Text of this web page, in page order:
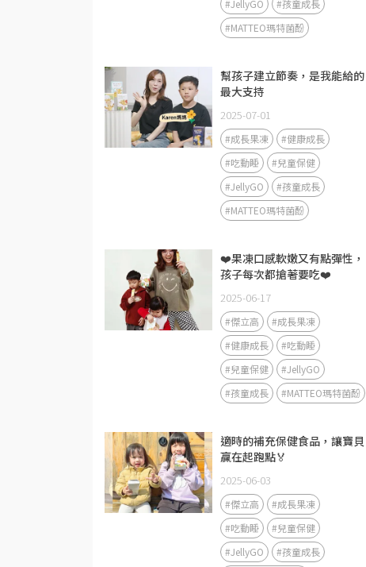
#JellyGO
#孩童成長
#MATTEO瑪特菌酚
幫孩子建立節奏，是我能給的
最大支持
2025-07-01
#成長果凍
#健康成長
#吃動睡
#兒童保健
#JellyGO
#孩童成長
#MATTEO瑪特菌酚
❤️果凍口感軟嫩又有點彈性，
孩子每次都搶著要吃❤️
2025-06-17
#傑立高
#成長果凍
#健康成長
#吃動睡
#兒童保健
#JellyGO
#孩童成長
#MATTEO瑪特菌酚
適時的補充保健食品，讓寶貝
贏在起跑點🏅
2025-06-03
#傑立高
#成長果凍
#吃動睡
#兒童保健
#JellyGO
#孩童成長